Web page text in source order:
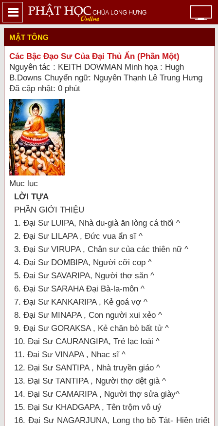
MẬT TÔNG
Các Bậc Đạo Sư Của Đại Thủ Ấn (Phần Một)
Nguyên tác : KEITH DOWMAN Minh họa : Hugh
B.Downs Chuyển ngữ: Nguyên Thạnh Lê Trung Hưng
Đã cập nhật: 0 phút
Mục lục
LỜI TỰA
PHẦN GIỚI THIỆU
1. Đại Sư LUIPA, Nhà du-già ăn lòng cá thối ^
2. Đại Sư LILAPA , Ðức vua ẩn sĩ ^
3. Đại Sư VIRUPA , Chân sư của các thiên nữ ^
4. Đại Sư DOMBIPA, Người cỡi cọp ^
5. Đại Sư SAVARIPA, Người thợ săn ^
6. Đại Sư SARAHA Ðại Bà-la-môn ^
7. Đại Sư KANKARIPA , Kẻ goá vợ ^
8. Đại Sư MINAPA , Con người xui xẻo ^
9. Đại Sư GORAKSA , Kẻ chăn bò bất tử ^
10. Đại Sư CAURANGIPA, Trẻ lạc loài ^
11. Đại Sư VINAPA , Nhạc sĩ ^
12. Đại Sư SANTIPA , Nhà truyền giáo ^
13. Đại Sư TANTIPA , Người thợ dệt già ^
14. Đại Sư CAMARIPA , Người thợ sửa giày^
15. Đại Sư KHADGAPA , Tên trộm vô uý
16. Đại Sư NAGARJUNA, Long thọ bồ Tát- Hiền triết